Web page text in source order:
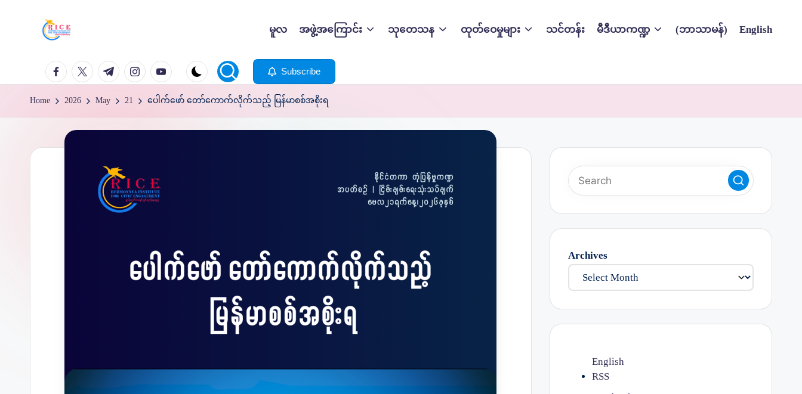
မူလ အဖွဲ့အကြောင်း သုတေသန ထုတ်ဝေမှုများ သင်တန်း မီဒီယာကဏ္ဍ (ဘာသာမန်) English
facebook.com
twitter.com
t.me instagram.com
youtube.com Subscribe
Home 2026 May 21 ပေါက်ဖော် တော်ကောက်လိုက်သည့် မြန်မာစစ်အစိုးရ
Archives
English
RSS